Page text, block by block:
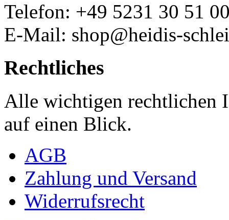
Telefon: +49 5231 30 51
E-Mail: shop@heidis-
Rechtliches
Alle wichtigen rechtlichen
auf einen Blick.
AGB
Zahlung und Versand
Widerrufsrecht